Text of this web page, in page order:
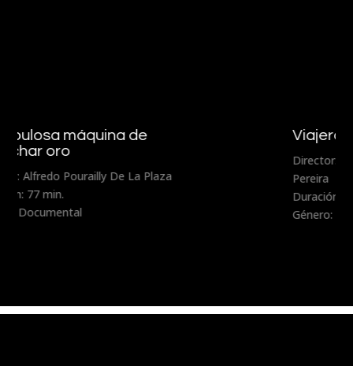
Viajero Inmóvil
Director: Fernando Lavanderos y Sebastián
Pereira